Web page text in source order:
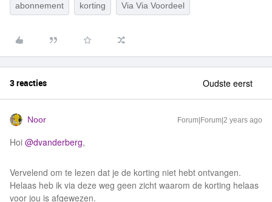
abonnement korting Via Via Voordeel
3 reacties Oudste eerst
Noor Forum|Forum|2 years ago
Hoi @dvanderberg,
Vervelend om te lezen dat je de korting niet hebt ontvangen.
Helaas heb ik via deze weg geen zicht waarom de korting helaas
voor jou is afgewezen.